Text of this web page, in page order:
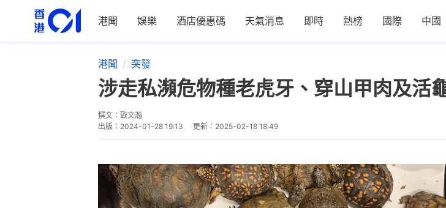
港聞 娛樂 酒店優惠碼 天氣消息 即時 熱榜 國際 中國
港聞 突發
涉走私瀕危物種老虎牙、穿山甲肉及
撰文： 歐文瀚
出版： 2024-01-28 19:13 更新： 2025-02-18 18:49